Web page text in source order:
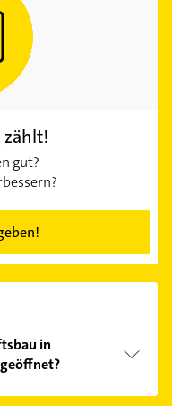
zählt!
gut?
in
Öffnungszeiten.